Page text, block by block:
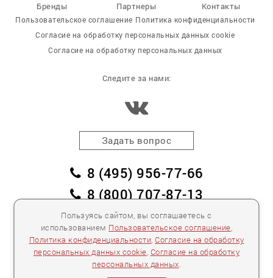
Пользуясь сайтом, вы соглашаетесь с
использованием Пользовательское соглашение
Политика конфиденциальности Согласие на обработку
персональных данных cookie Согласие на обработку
персональных данных
Бренды
Партнеры Контакты
Пользовательское соглашение Политика конфиденциальности
Согласие на обработку персональных данных cookie
Согласие на обработку персональных данных
Следите за нами:
Задать вопрос
8 (495) 956-77-66
8 (800) 707-87-13
заказать обратный звонок
пл. Победы, дом 2, корпус 2
Для спецификаций и предложений:info@mebelclub.ru
Выставленные на данном сайте предложения